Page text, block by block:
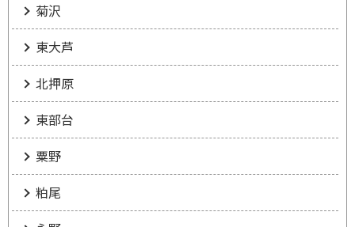
菊沢
東大芦
北押原
東部台
粟野
粕尾